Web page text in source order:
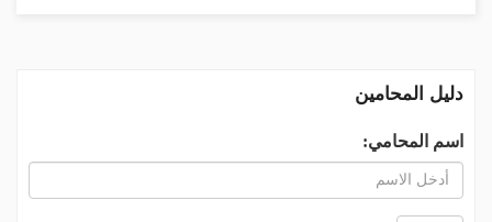
دليل المحامين
اسم المحامي: